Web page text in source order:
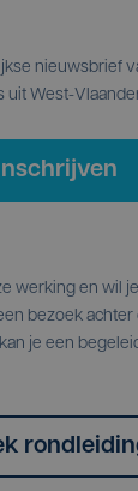
nieuwsbrief
uit West-
Inschrijven
werking en wil
bezoek achter
je een